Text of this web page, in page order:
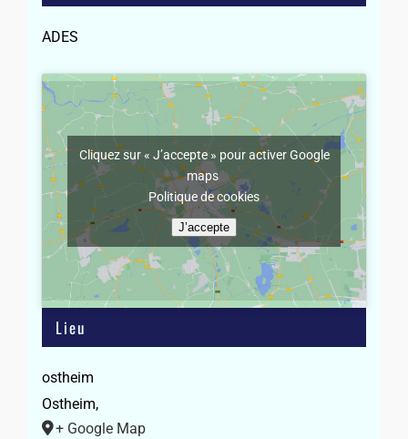
ADES
Lieu
ostheim
Ostheim,
+ Google Map
Cliquez sur « J’accepte » pour activer Google
maps
Politique de cookies
J’accepte